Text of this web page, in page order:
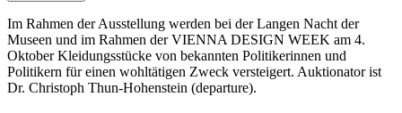
Im Rahmen der Ausstellung werden bei der Langen Nacht der
Museen und im Rahmen der VIENNA DESIGN WEEK am 4.
Oktober Kleidungsstücke von bekannten Politikerinnen und
Politikern für einen wohltätigen Zweck versteigert. Auktionator ist
Dr. Christoph Thun-Hohenstein (departure).